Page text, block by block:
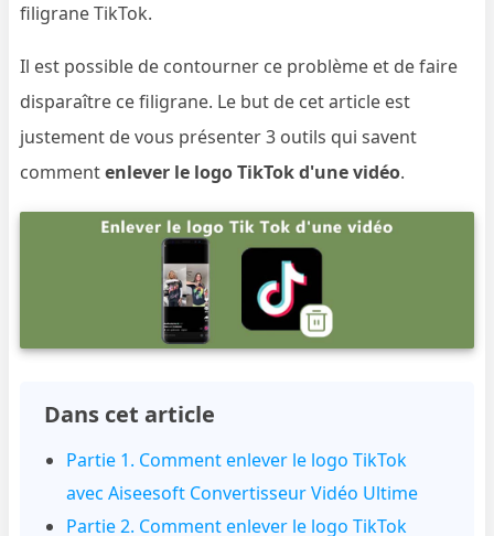
filigrane TikTok.
Il est possible de contourner ce problème et de faire
disparaître ce filigrane. Le but de cet article est
justement de vous présenter 3 outils qui savent
commentenlever le logo TikTok d'une vidéo.
Dans cet article
Partie 1. Comment enlever le logo TikTok
avec Aiseesoft Convertisseur Vidéo Ultime
Partie 2. Comment enlever le logo TikTok